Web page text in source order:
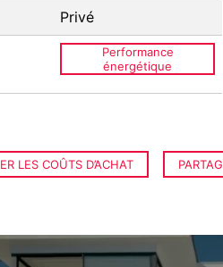
Privé
Performance
énergétique
LES COÛTS D’ACHAT